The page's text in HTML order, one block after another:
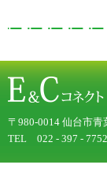
〒980-0014 仙台市
TEL 022 - 397 -